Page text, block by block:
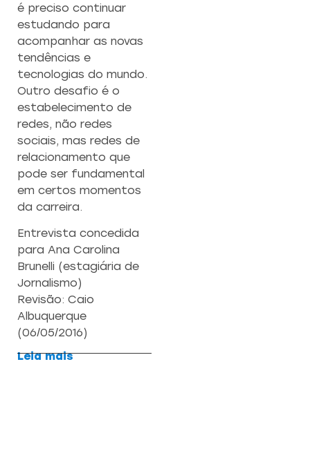
é preciso continuar
estudando para
acompanhar as novas
tendências e
tecnologias do mundo.
Outro desafio é o
estabelecimento de
redes, não redes
sociais, mas redes de
relacionamento que
pode ser fundamental
em certos momentos
da carreira.
Entrevista concedida
para Ana Carolina
Brunelli (estagiária de
Jornalismo)
Revisão: Caio
Albuquerque
(06/05/2016)
Leia mais